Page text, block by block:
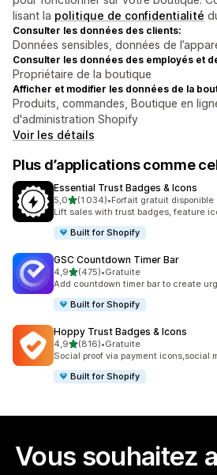
lisant la politique de confidentialité
Consulter les données des clients:
Données sensibles, données de
Consulter les données des employés et
Propriétaire de la boutique
Afficher et modifier les données de la
Produits, commandes, Boutique en
d'administration Shopify
Voir les détails
Plus d’applications comme
Essential Trust Badges & Icons
5,0étoile(s) sur 5
(1 034)
1034 avis au total
•Forfait gratuit disponible
Lift sales with trust badges, feature
Built for Shopify
GSC Countdown Timer Bar
4,9étoile(s) sur 5
(475)
475 avis au total
•Gratuite
Add countdown timer bar to create
Built for Shopify
Hoppy Trust Badges & Icons
4,9étoile(s) sur 5
(816)
816 avis au total
•Gratuite
Social proof via payment icons,social
Built for Shopify
Vous souhaitez